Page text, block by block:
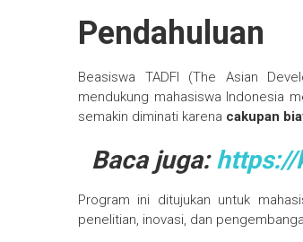
Pendahuluan
Beasiswa TADFI (The Asian
mendukung mahasiswa Indonesia
semakin diminati karena cakupan
Baca juga:https://
Program ini ditujukan untuk
penelitian, inovasi, dan